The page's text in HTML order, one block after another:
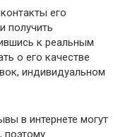
его
получить
к реальным
о его качестве
индивидуальном
в интернете могут
поэтому